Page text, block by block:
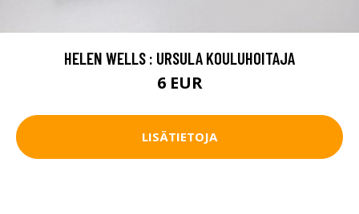
HELEN WELLS : URSULA KOULUHOITAJA
6 EUR
LISÄTIETOJA